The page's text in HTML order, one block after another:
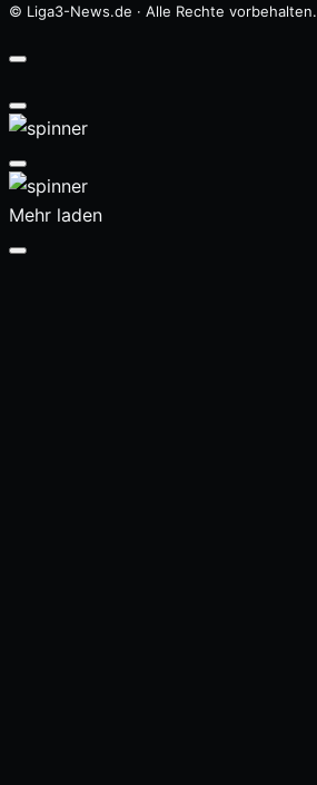
© Liga3-News.de · Alle Rechte vorbehalten.
Mehr laden